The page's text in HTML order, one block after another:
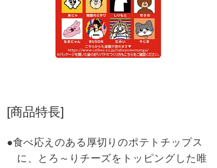
[商品特長]
●食べ応えのある厚切りのポテトチップス
に、とろ～りチーズをトッピングした唯